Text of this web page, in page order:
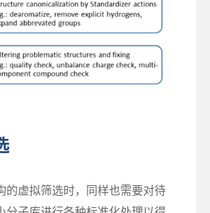
的虚拟筛选时，同样也需要对待